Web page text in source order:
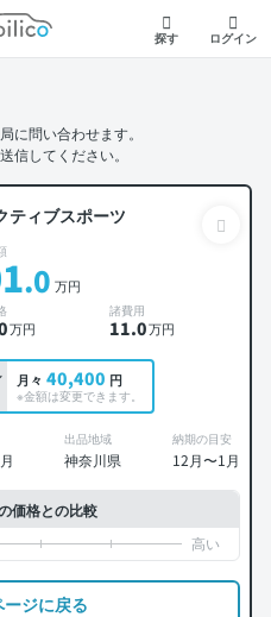
モビリコ
探す ログイン
に問い合わせます。
信してください。
ティブスポーツ
.0 万円
万円
諸費用
11.0万円
月々 40,400 円
※金額は変更できます。
出品地域
神奈川県
納期の目安
12月〜1月
価格との比較
ジに戻る